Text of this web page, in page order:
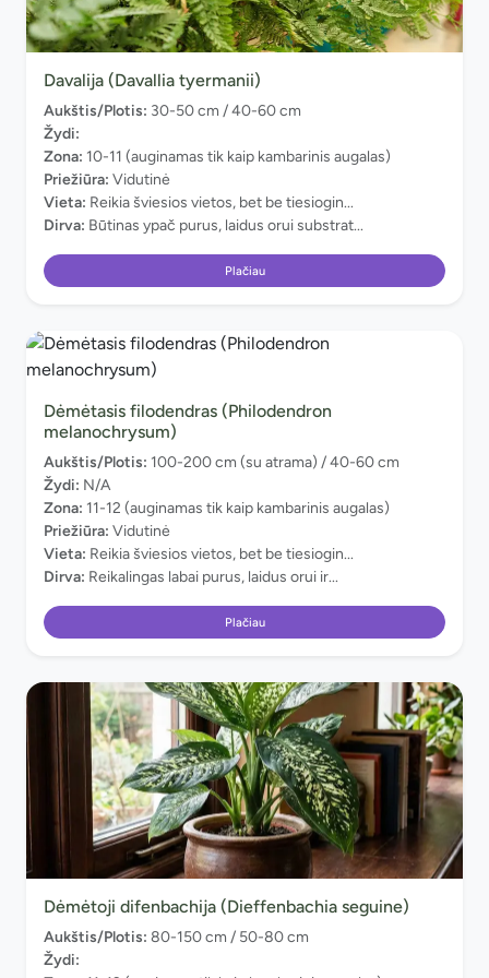
Davalija (Davallia tyermanii)
Aukštis/Plotis: 30-50 cm / 40-60 cm
Žydi:
Zona: 10-11 (auginamas tik kaip kambarinis augalas)
Priežiūra: Vidutinė
Vieta: Reikia šviesios vietos, bet be tiesiogin...
Dirva: Būtinas ypač purus, laidus orui substrat...
Plačiau
Dėmėtasis filodendras (Philodendron
melanochrysum)
Aukštis/Plotis: 100-200 cm (su atrama) / 40-60 cm
Žydi: N/A
Zona: 11-12 (auginamas tik kaip kambarinis augalas)
Priežiūra: Vidutinė
Vieta: Reikia šviesios vietos, bet be tiesiogin...
Dirva: Reikalingas labai purus, laidus orui ir...
Plačiau
Dėmėtoji difenbachija (Dieffenbachia seguine)
Aukštis/Plotis: 80-150 cm / 50-80 cm
Žydi: